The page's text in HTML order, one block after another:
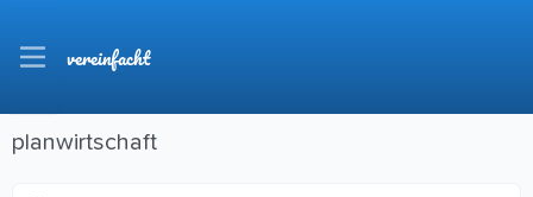
vereinfacht
planwirtschaft